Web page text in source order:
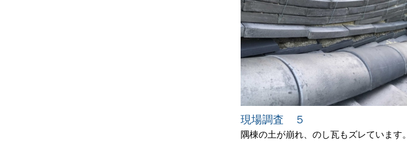
現場調査 ５
隅棟の土が崩れ、のし瓦もズレています。